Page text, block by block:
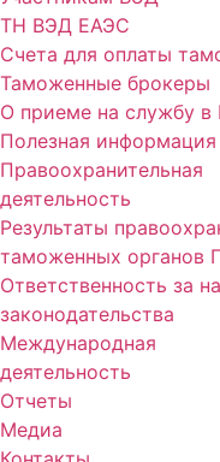
ТН ВЭД ЕАЭС
Счета для оплаты
Таможенные брокеры
О приеме на службу в
Полезная информация
Правоохранительная
деятельность
Результаты
таможенных органов
Ответственность за
законодательства
Международная
деятельность
Отчеты
Медиа